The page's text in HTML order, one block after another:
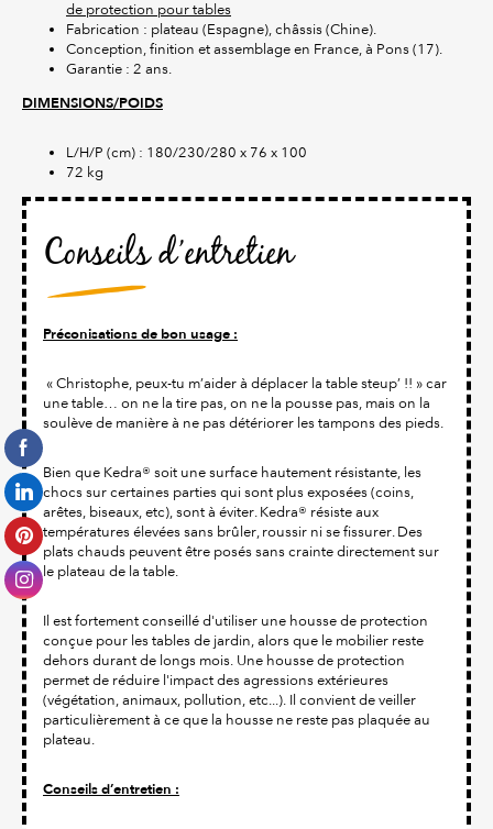
de protection pour tables
Fabrication : plateau (Espagne), châssis (Chine).
Conception, finition et assemblage en France, à Pons (17).
Garantie : 2 ans.
DIMENSIONS/POIDS
L/H/P (cm) : 180/230/280 x 76 x 100
72 kg
Conseils d’entretien
Préconisations de bon usage :
« Christophe, peux-tu m’aider à déplacer la table steup’ !! » car
une table… on ne la tire pas, on ne la pousse pas, mais on la
soulève de manière à ne pas détériorer les tampons des pieds.
Bien que Kedra® soit une surface hautement résistante, les
chocs sur certaines parties qui sont plus exposées (coins,
arêtes, biseaux, etc), sont à éviter. Kedra® résiste aux
températures élevées sans brûler, roussir ni se fissurer. Des
plats chauds peuvent être posés sans crainte directement sur
le plateau de la table.
Il est fortement conseillé d'utiliser une housse de protection
conçue pour les tables de jardin, alors que le mobilier reste
dehors durant de longs mois. Une housse de protection
permet de réduire l'impact des agressions extérieures
(végétation, animaux, pollution, etc...). Il convient de veiller
particulièrement à ce que la housse ne reste pas plaquée au
plateau.
Conseils d’entretien :